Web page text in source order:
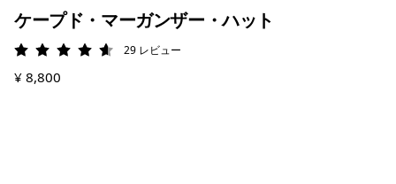
ケープド・マーガンザー・ハット
評価: 4.6 / 5
29 レビュー
¥ 8,800